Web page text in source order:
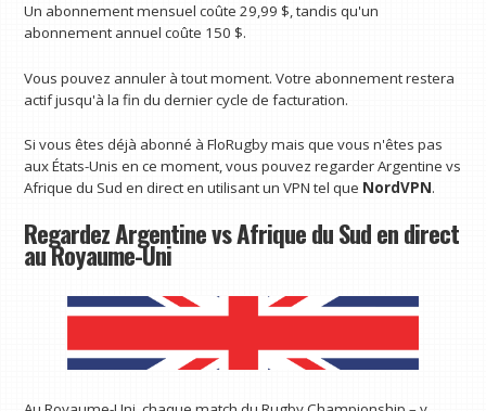
Un abonnement mensuel coûte 29,99 $, tandis qu'un
abonnement annuel coûte 150 $.
Vous pouvez annuler à tout moment. Votre abonnement restera
actif jusqu'à la fin du dernier cycle de facturation.
Si vous êtes déjà abonné à FloRugby mais que vous n'êtes pas
aux États-Unis en ce moment, vous pouvez regarder Argentine vs
Afrique du Sud en direct en utilisant un VPN tel que NordVPN.
Regardez Argentine vs Afrique du Sud en direct
au Royaume-Uni